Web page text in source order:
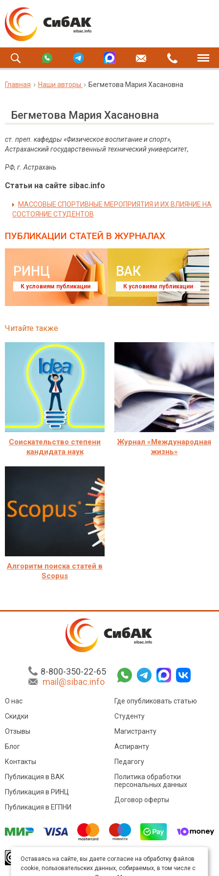
Главная Наши авторы Бегметова Мария Хасановна
Бегметова Мария Хасановна
ст. преп. кафедры «Физическое воспитание и спорт»,
Астраханский государственный технический университет,
РФ, г. Астрахань
Статьи на сайте sibac.info
МАССОВЫЕ СПОРТИВНЫЕ МЕРОПРИЯТИЯ И ИХ ВЛИЯНИЕ НА
СОСТОЯНИЕ СТУДЕНТОВ
ПУБЛИКАЦИИ СТАТЕЙ В ЖУРНАЛАХ
РИНЦ
К условиям публикации
ВАК
К условиям публикации
Читайте также
Соискательство степени
кандидата наук
Журнал «Международная
жизнь»
Алгоритм поиска статей в
Scopus
8-800-350-22-65
mail@sibac.info
О нас
Скидки
Отзывы
Блог
Контакты
Где опубликовать статью
Студенту
Магистранту
Аспиранту
Педагогу
Публикация в ВАК
Публикация в РИНЦ
Публикация в ЕГПНИ
Политика обработки
персональных данных
Договор оферты
произведение доступно полицензии Creative
Commons «Attribution» («Атрибуция») 4.0
Оставаясь на сайте, вы даете согласие на обработку файлов
cookie, пользовательских данных, собираемых, в том числе с